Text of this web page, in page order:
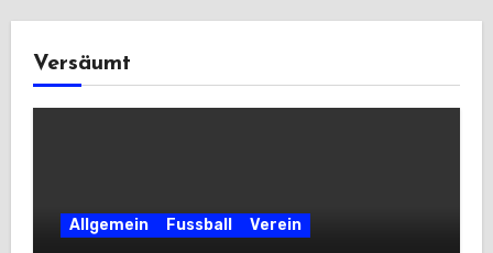
Versäumt
Allgemein Fussball Verein